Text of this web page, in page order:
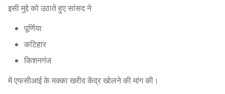
इसी मुद्दे को उठाते हुए सांसद ने
पूर्णिया
कटिहार
किशनगंज
में एफसीआई के मक्का खरीद केंद्र खोलने की मांग की।